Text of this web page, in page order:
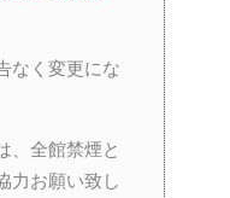
なく変更にな
、全館禁煙と
力お願い致し